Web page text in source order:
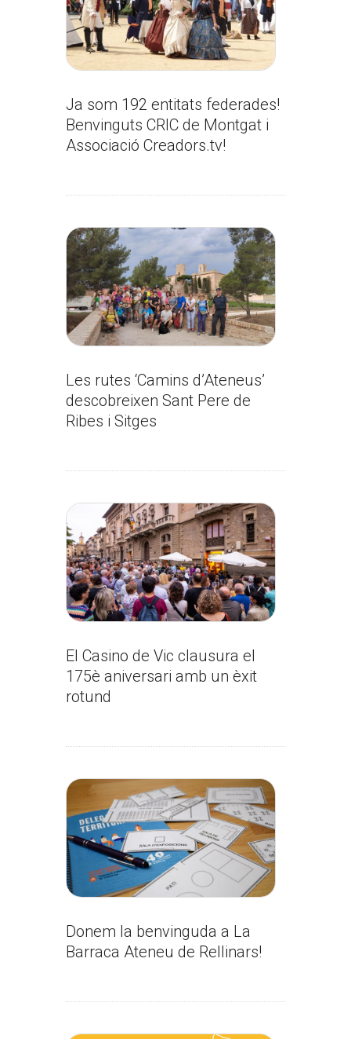
Ja som 192 entitats federades!
Benvinguts CRIC de Montgat i
Associació Creadors.tv!
Les rutes ‘Camins d’Ateneus’
descobreixen Sant Pere de
Ribes i Sitges
El Casino de Vic clausura el
175è aniversari amb un èxit
rotund
Donem la benvinguda a La
Barraca Ateneu de Rellinars!